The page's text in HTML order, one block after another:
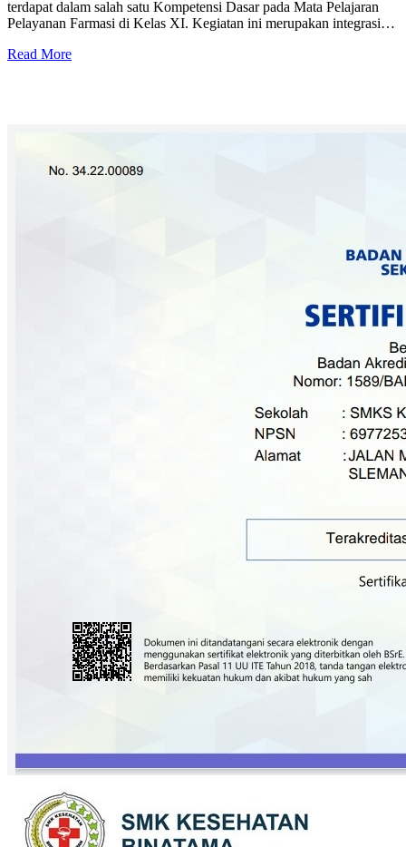
terdapat dalam salah satu Kompetensi Dasar pada Mata Pelajaran
Pelayanan Farmasi di Kelas XI. Kegiatan ini merupakan integrasi…
Read More